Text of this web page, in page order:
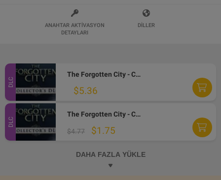
ANAHTAR AKTIVASYON
DETAYLARI
DILLER
DLC
The Forgotten City - Collector's DLC Steam Altergift
$5.36
DLC
The Forgotten City - Collector's DLC Steam CD Key
$4.77 $1.75
DAHA FAZLA YÜKLE